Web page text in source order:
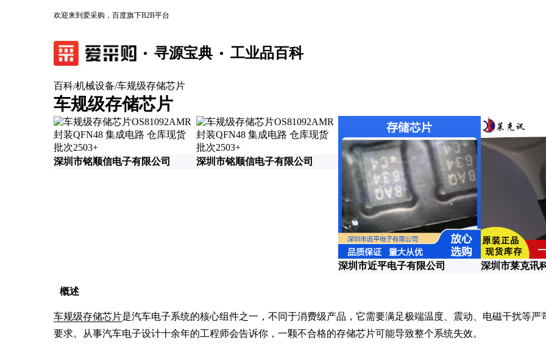
欢迎来到爱采购，百度旗下B2B平台
寻源宝典 工业品百科
百科/机械设备/车规级存储芯片
车规级存储芯片
深圳市铭顺信电子有限公司 深圳市铭顺信电子有限公司
深圳市近平电子有限公司 深圳市莱克讯
概述
车规级存储芯片是汽车电子系统的核心组件之一，不同于消费级产品，它需要满足极端温度、震动、电磁干扰等严
要求。从事汽车电子设计十余年的工程师会告诉你，一颗不合格的存储芯片可能导致整个系统失效。